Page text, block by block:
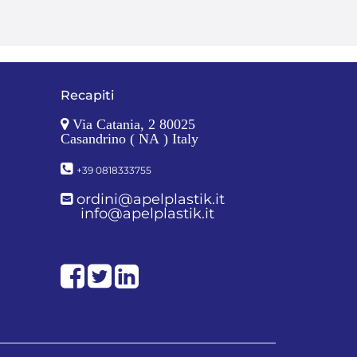
Recapiti
Via Catania, 2 80025
Casandrino ( NA ) Italy
+39 0818333755
ordini@apelplastik.it
info@apelplastik.it
Facebook
TwitterLinkedIn